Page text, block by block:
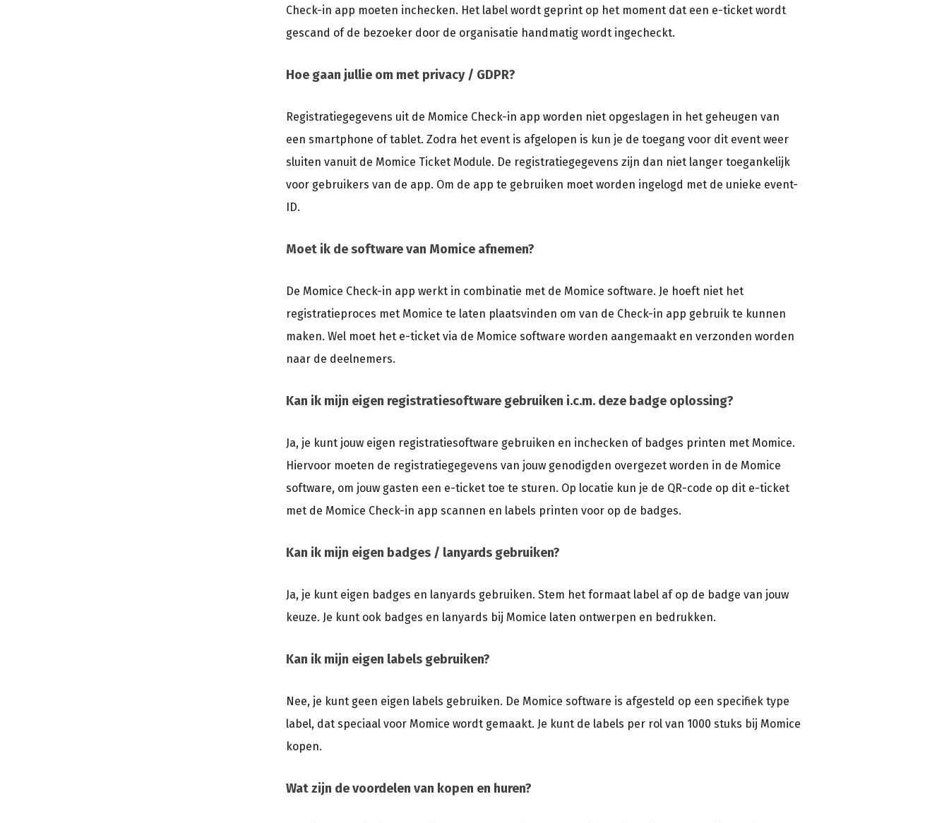
Check-in app moeten inchecken. Het label wordt geprint op het moment dat een e-ticket wordt
gescand of de bezoeker door de organisatie handmatig wordt ingecheckt.
Hoe gaan jullie om met privacy / GDPR?
Registratiegegevens uit de Momice Check-in app worden niet opgeslagen in het geheugen van
een smartphone of tablet. Zodra het event is afgelopen is kun je de toegang voor dit event weer
sluiten vanuit de Momice Ticket Module. De registratiegegevens zijn dan niet langer toegankelijk
voor gebruikers van de app. Om de app te gebruiken moet worden ingelogd met de unieke event-
ID.
Moet ik de software van Momice afnemen?
De Momice Check-in app werkt in combinatie met de Momice software. Je hoeft niet het
registratieproces met Momice te laten plaatsvinden om van de Check-in app gebruik te kunnen
maken. Wel moet het e-ticket via de Momice software worden aangemaakt en verzonden worden
naar de deelnemers.
Kan ik mijn eigen registratiesoftware gebruiken i.c.m. deze badge oplossing?
Ja, je kunt jouw eigen registratiesoftware gebruiken en inchecken of badges printen met Momice.
Hiervoor moeten de registratiegegevens van jouw genodigden overgezet worden in de Momice
software, om jouw gasten een e-ticket toe te sturen. Op locatie kun je de QR-code op dit e-ticket
met de Momice Check-in app scannen en labels printen voor op de badges.
Kan ik mijn eigen badges / lanyards gebruiken?
Ja, je kunt eigen badges en lanyards gebruiken. Stem het formaat label af op de badge van jouw
keuze. Je kunt ook badges en lanyards bij Momice laten ontwerpen en bedrukken.
Kan ik mijn eigen labels gebruiken?
Nee, je kunt geen eigen labels gebruiken. De Momice software is afgesteld op een specifiek type
label, dat speciaal voor Momice wordt gemaakt. Je kunt de labels per rol van 1000 stuks bij Momice
kopen.
Wat zijn de voordelen van kopen en huren?